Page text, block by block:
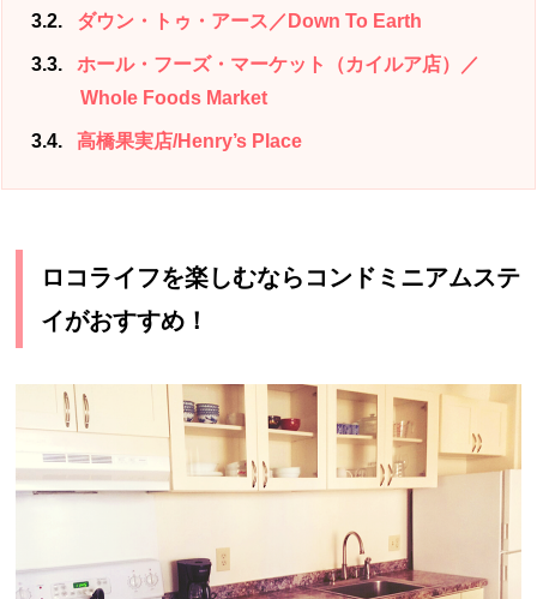
3.2 ダウン・トゥ・アース／Down To Earth
3.3
ホール・フーズ・マーケット（カイルア店）／
Whole Foods Market
3.4 高橋果実店/Henry’s Place
ロコライフを楽しむならコンドミニアムステ
イがおすすめ！